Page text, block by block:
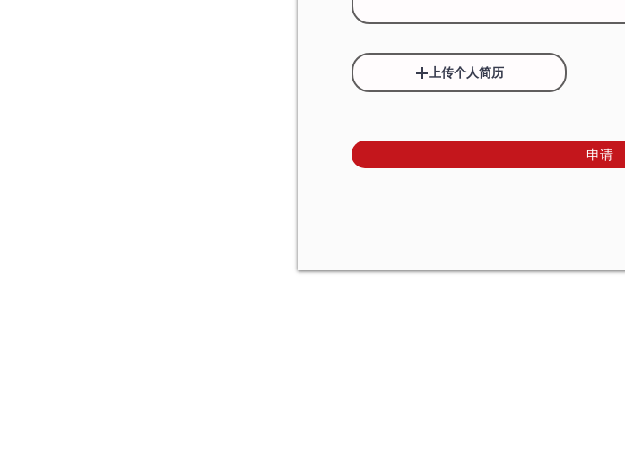
上传个人简历
申请